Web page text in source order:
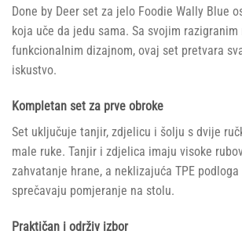
Done by Deer set za jelo Foodie Wally Blue
koja uče da jedu sama. Sa svojim
funkcionalnim dizajnom, ovaj set pretvara
iskustvo.
Kompletan set za prve obroke
Set uključuje tanjir, zdjelicu i šolju s dvije
male ruke. Tanjir i zdjelica imaju visoke
zahvatanje hrane, a neklizajuća TPE
sprečavaju pomjeranje na stolu.
Praktičan i održiv izbor